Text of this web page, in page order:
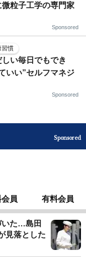
粒子工学の専門家
Sponsored
習慣
い毎日でもでき
いい”セルフマネジ
Sponsored
Sponsored
員 有料会員
いた…島田
見落とした